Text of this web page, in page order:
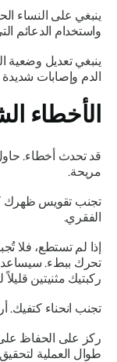
ينبغي على النساء
واستخدام الدعائم
ينبغي تعديل وضعية
الدم وإصابات
الأخطاء
قد تحدث أخطاء.
مريحة.
تجنب تقويس ظهرك
الفقري.
إذا لم تستطع، فلا
تحرك ببطء.
ركبتيك مثنيتين
تجنب انحناء كتفيك.
ركز على الحفاظ
طوال العملية